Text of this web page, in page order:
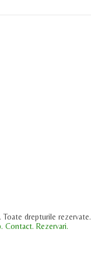
Toate drepturile rezervate.
Contact. Rezervari.